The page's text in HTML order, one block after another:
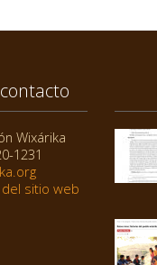
Wixárika
1231
sitio web